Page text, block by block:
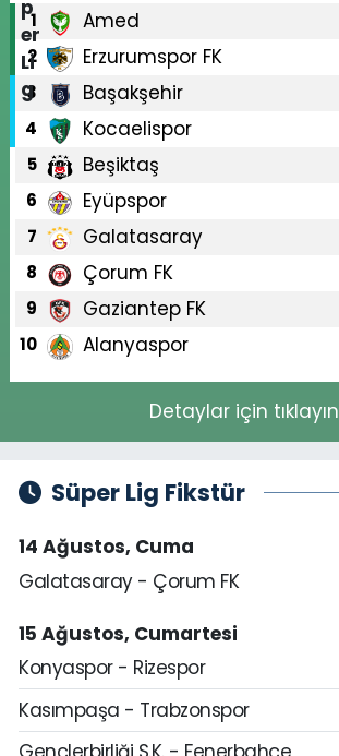
1 Amed
2 Erzurumspor FK
3 Başakşehir
4 Kocaelispor
5 Beşiktaş
6 Eyüpspor
7 Galatasaray
8 Çorum FK
9 Gaziantep FK
10 Alanyaspor
Detaylar için tıklayın
Süper Lig Fikstür
14 Ağustos, Cuma
Galatasaray - Çorum FK
15 Ağustos, Cumartesi
Konyaspor - Rizespor
Kasımpaşa - Trabzonspor